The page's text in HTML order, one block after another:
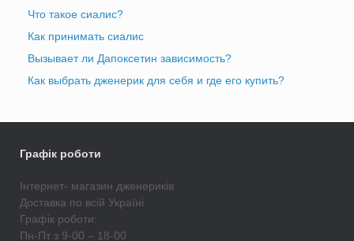
Что такое сиалис?
Как принимать сиалис
Вызывает ли Дапоксетин зависимость?
Как выбрать дженерик для себя и где его купить?
Графік роботи
Інтернет- магазин дженериків
Доставка по всій Україні
Графік роботи:
Пн-Пт з 9-00 – 18-00